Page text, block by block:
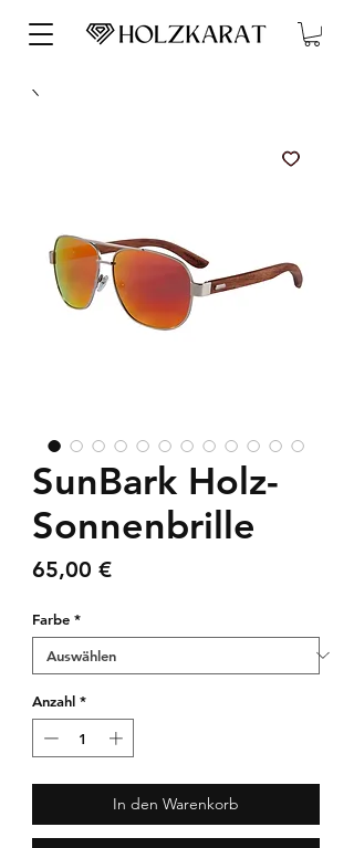
SunBark Holz-
Sonnenbrille
65,00 €Preis
Farbe *
Anzahl *
In den Warenkorb